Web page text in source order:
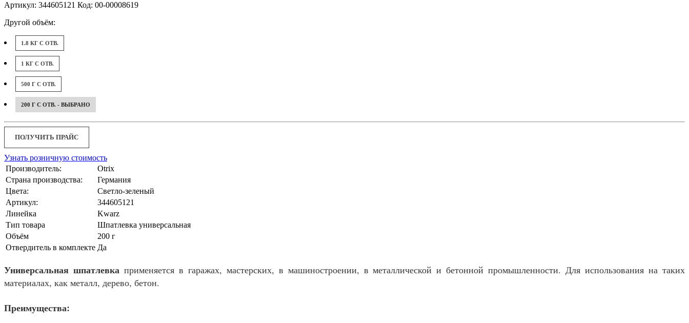
Артикул: 344605121 Код: 00-00008619
Другой объём:
1.8 КГ С ОТВ.
1 КГ С ОТВ.
500 Г С ОТВ.
200 Г С ОТВ. - ВЫБРАНО
ПОЛУЧИТЬ ПРАЙС
Узнать розничную стоимость
Производитель:
Otrix
Страна производства:
Германия
Цвета:
Светло-зеленый
Артикул:
344605121
Линейка
Kwarz
Тип товара
Шпатлевка универсальная
Объём
200 г
Отвердитель в комплекте Да
Универсальная шпатлевкаприменяется в гаражах, мастерских, в машиностроении, в металлической и бетонной промышленности. Для использования на таких
материалах, как металл, дерево, бетон.
Преимущества: